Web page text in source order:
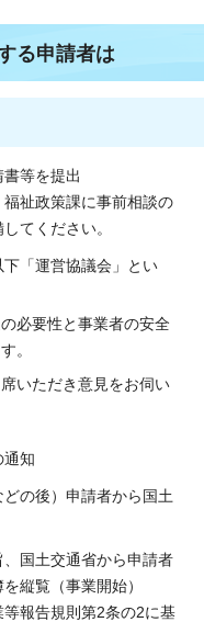
る申請者は
等を提出
祉政策課に事前相談の
てください。
「運営協議会」とい
必要性と事業者の安全
。
いただき意見をお伺い
通知
どの後）申請者から国土
国土交通省から申請者
縦覧（事業開始）
報告規則第2条の2に基